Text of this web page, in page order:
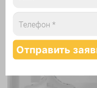
Надутие шаров гелием